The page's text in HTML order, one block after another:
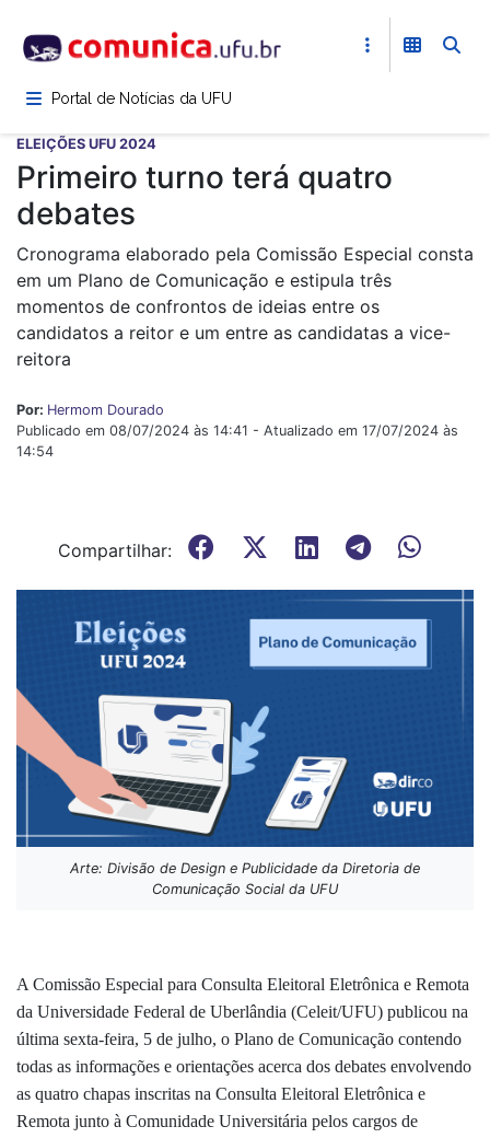
para
conteúdoPortal de Notícias da UFU
ELEIÇÕES UFU 2024
Primeiro turno terá quatro
debates
Cronograma elaborado pela Comissão Especial consta
em um Plano de Comunicação e estipula três
momentos de confrontos de ideias entre os
candidatos a reitor e um entre as candidatas a vice-
reitora
Por: Hermom Dourado
Publicado em 08/07/2024 às 14:41 - Atualizado em 17/07/2024 às
14:54
Compartilhar:
Arte: Divisão de Design e Publicidade da Diretoria de
Comunicação Social da UFU
A Comissão Especial para Consulta Eleitoral Eletrônica e Remota
da Universidade Federal de Uberlândia (Celeit/UFU) publicou na
última sexta-feira, 5 de julho, o Plano de Comunicação contendo
todas as informações e orientações acerca dos debates envolvendo
as quatro chapas inscritas na Consulta Eleitoral Eletrônica e
Remota junto à Comunidade Universitária pelos cargos de